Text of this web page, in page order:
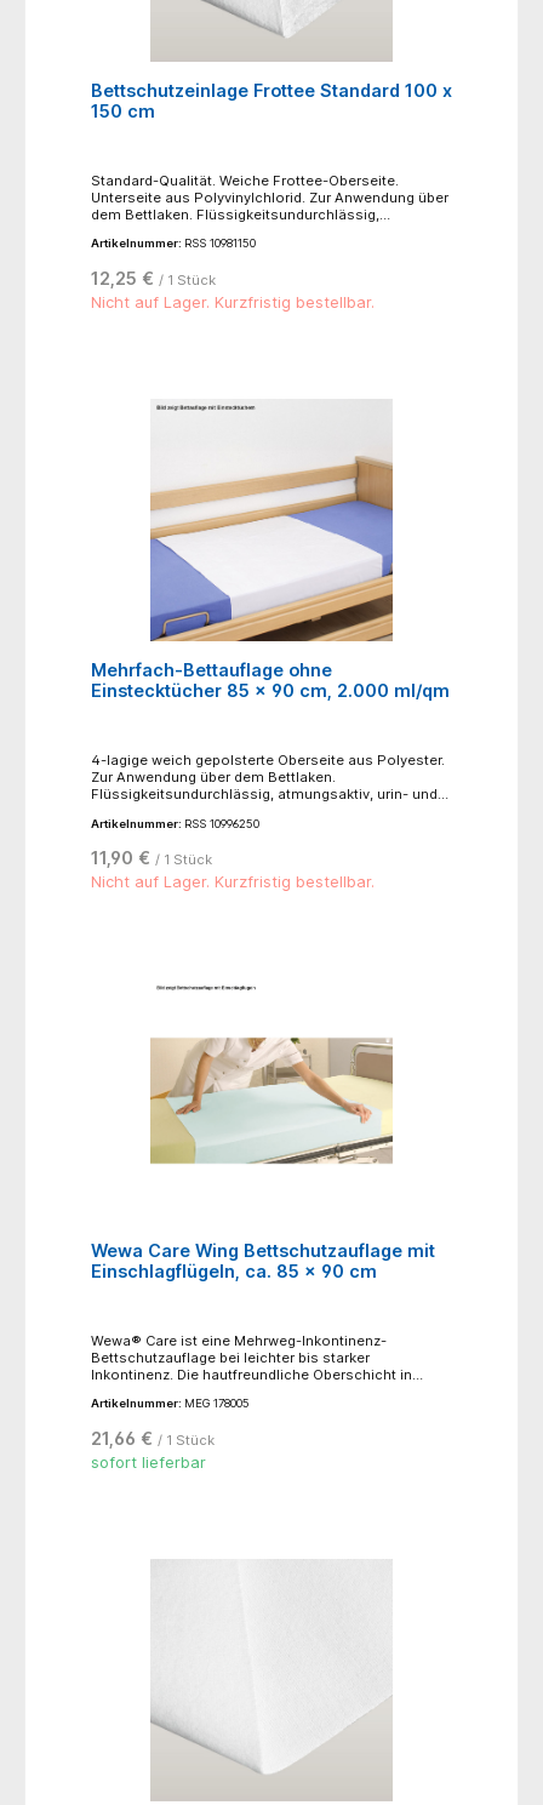
Bettschutzeinlage Frottee Standard 100 x
150 cm
Standard-Qualität. Weiche Frottee-Oberseite.
Unterseite aus Polyvinylchlorid. Zur Anwendung über
dem Bettlaken. Flüssigkeitsundurchlässig,
Normalwaschgang bei 95°C- nicht bügeln- nicht
60°C, schonender Trocknungsprozess
Artikelnummer: RSS 10981150
12,25 € / 1 Stück
Nicht auf Lager. Kurzfristig bestellbar.
Mehrfach-Bettauflage ohne
Einstecktücher 85 x 90 cm, 2.000 ml/qm
4-lagige weich gepolsterte Oberseite aus Polyester.
Zur Anwendung über dem Bettlaken.
Flüssigkeitsundurchlässig, atmungsaktiv, urin- und
(Normalwaschgang bei 95°C)- nicht bügeln- nicht
60°C, schonender Trocknungsprozess- Material:
Oberseite: 100% Polyester, Mittelschicht: Saugvlies
aus 80% Polyester, 20% Viskose, mit Polyurethan-
Artikelnummer: RSS 10996250
11,90 € / 1 Stück
Nicht auf Lager. Kurzfristig bestellbar.
Wewa Care Wing Bettschutzauflage mit
Einschlagflügeln, ca. 85 x 90 cm
Wewa® Care ist eine Mehrweg-Inkontinenz-
Bettschutzauflage bei leichter bis starker
Inkontinenz. Die hautfreundliche Oberschicht in
und der flüssigkeitsdichten Unterschicht schützen
Verschmutzung. Die Wewa® Care Bettschutzauflage
ist koch- und trocknerfest sowie sehr formbeständig
urinbeständig, wiederverwendbar.
Artikelnummer: MEG 178005
21,66 € / 1 Stück
sofort lieferbar